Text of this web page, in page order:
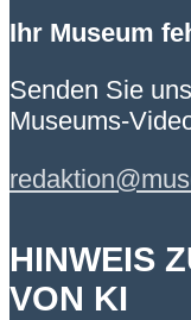
Ihr Museum
Senden Sie
Museums-
HINWEIS
VON KI